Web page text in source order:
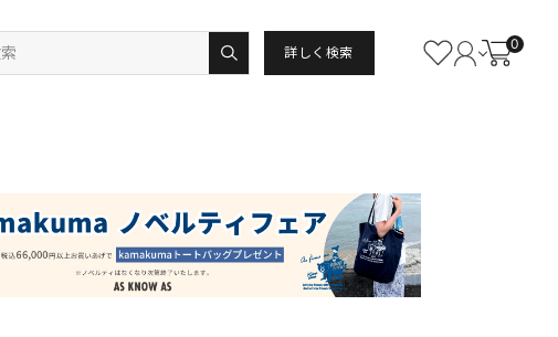
詳しく検索
0